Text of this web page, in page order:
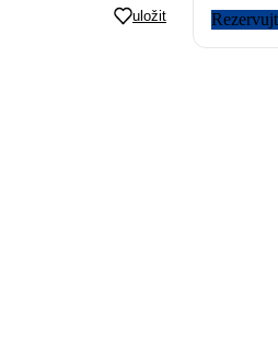
uložit